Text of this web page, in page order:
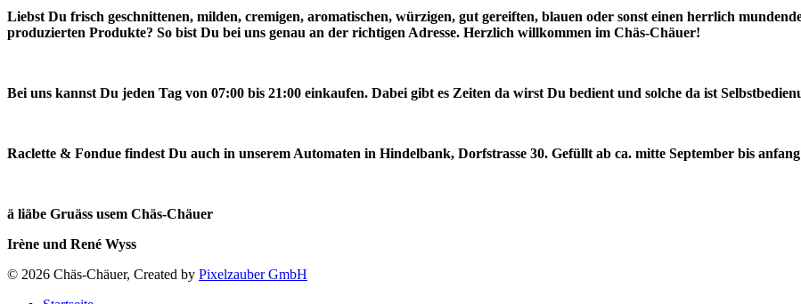
Liebst Du frisch geschnittenen, milden, cremigen, aromatischen, würzigen, gut gereiften, blauen oder sonst einen herrlich
produzierten Produkte? So bist Du bei uns genau an der richtigen Adresse. Herzlich willkommen im Chäs-Chäuer!
Bei uns kannst Du jeden Tag von 07:00 bis 21:00 einkaufen. Dabei gibt es Zeiten da wirst Du bedient und solche da ist
Raclette & Fondue findest Du auch in unserem Automaten in Hindelbank, Dorfstrasse 30. Gefüllt ab ca. mitte September bis
ä liäbe Gruäss usem Chäs-Chäuer
Irène und René Wyss
© 2026 Chäs-Chäuer, Created by Pixelzauber GmbH